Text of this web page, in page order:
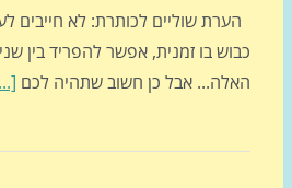
שוליים לכותרת: לא חייבים לעשות
בו זמנית, אפשר להפריד בין שני
אבל כן חשוב שתהיה לכם[...]